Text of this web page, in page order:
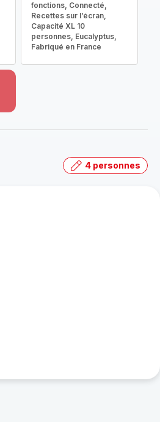
fonctions, Connecté,
Recettes sur l’écran,
Capacité XL 10
personnes, Eucalyptus,
Fabriqué en France
4 personnes